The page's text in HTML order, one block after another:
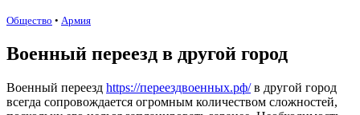
Общество • Армия
Военный переезд в другой город
Военный переезд https://переездвоенных.рф/в другой город
всегда сопровождается огромным количеством сложностей,